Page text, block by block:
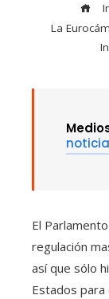
La
El
regulación
así que sólo
Estados